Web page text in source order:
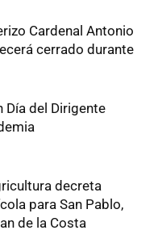
Cardenal Antonio
cerrado durante
Día del Dirigente
decreta
para San Pablo,
de la Costa